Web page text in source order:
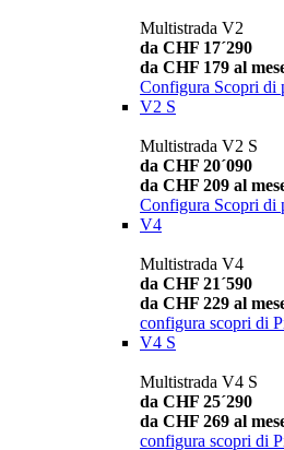
Multistrada V2
da CHF 17´290
da CHF 179 al
Configura Scopri di
V2 S
Multistrada V2 S
da CHF 20´090
da CHF 209 al
Configura Scopri di
V4
Multistrada V4
da CHF 21´590
da CHF 229 al
configura scopri di
V4 S
Multistrada V4 S
da CHF 25´290
da CHF 269 al
configura scopri di